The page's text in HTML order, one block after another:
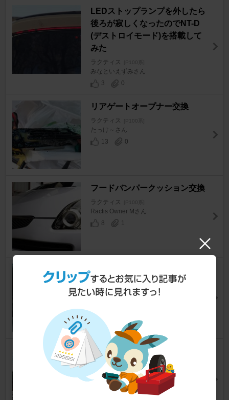
LEDストップランプを外したら
後ろが寂しくなったのでNT-D
(デストロイモード)を搭載して
みた
ラクティス [P100系]
みなといえずみさん
3
0
リアゲートオープナー交換
ラクティス [P100系]
たっけ～さん
13
0
フードバンパークッション交換
ラクティス [P100系]
Ractis Owner Mさん
8
1
さて・・・ドア・スキマの貼り
続きの😅人😃ノ
ラクティス [P100系]
24
怪しくもUSO八（ウソッパチ)
メイク・ミラクル ＾＾）ｖ
ラクティス [P100系]
とんぼ2008さん